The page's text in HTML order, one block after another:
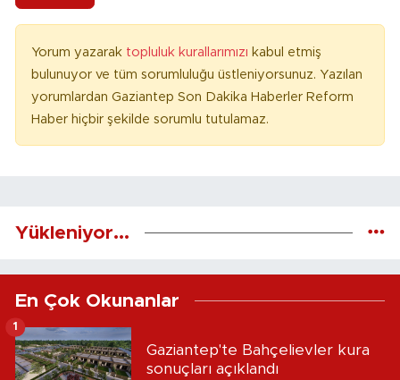
Yorum yazarak topluluk kurallarımızı kabul etmiş
bulunuyor ve tüm sorumluluğu üstleniyorsunuz. Yazılan
yorumlardan Gaziantep Son Dakika Haberler Reform
Haber hiçbir şekilde sorumlu tutulamaz.
Yükleniyor...
En Çok Okunanlar
Gaziantep'te Bahçelievler kura
sonuçları açıklandı
1